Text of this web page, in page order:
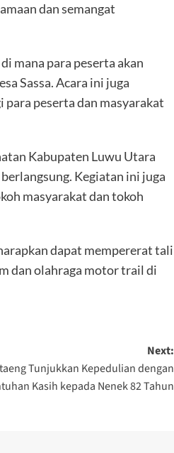
dan semangat
mana para peserta akan
Sassa. Acara ini juga
peserta dan masyarakat
Kabupaten Luwu Utara
Kegiatan ini juga
masyarakat dan tokoh
dapat mempererat tali
dan olahraga motor trail di
Next:
Tunjukkan Kepedulian dengan
Kasih kepada Nenek 82 Tahun